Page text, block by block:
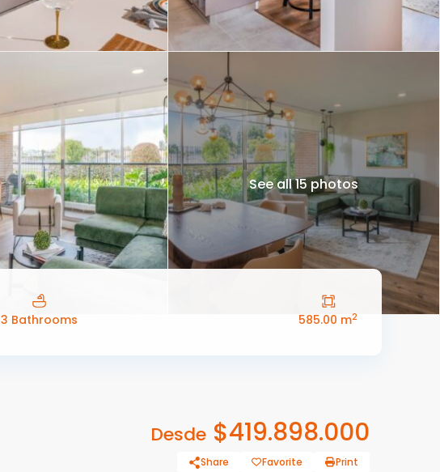
See all 15 photos
3 Bathrooms 585.00 m2
Desde $419.898.000
Share Favorite Print